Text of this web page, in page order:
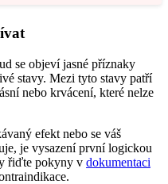
se objeví jasné příznaky
stavy. Mezi tyto stavy patří
nebo krvácení, které nelze
efekt nebo se váš
je vysazení první logickou
řiďte pokyny v dokumentaci